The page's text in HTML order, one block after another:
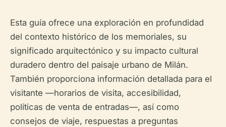
Esta guía ofrece una exploración en profundidad
del contexto histórico de los memoriales, su
significado arquitectónico y su impacto cultural
duradero dentro del paisaje urbano de Milán.
También proporciona información detallada para el
visitante —horarios de visita, accesibilidad,
políticas de venta de entradas—, así como
consejos de viaje, respuestas a preguntas